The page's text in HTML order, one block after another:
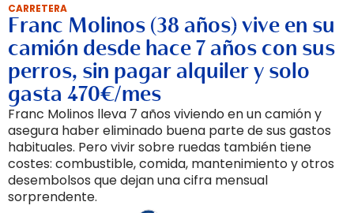
CARRETERA
Franc Molinos (38 años) vive en su
camión desde hace 7 años con sus
perros, sin pagar alquiler y solo
gasta 470€/mes
Franc Molinos lleva 7 años viviendo en un camión y
asegura haber eliminado buena parte de sus gastos
habituales. Pero vivir sobre ruedas también tiene
costes: combustible, comida, mantenimiento y otros
desembolsos que dejan una cifra mensual
sorprendente.